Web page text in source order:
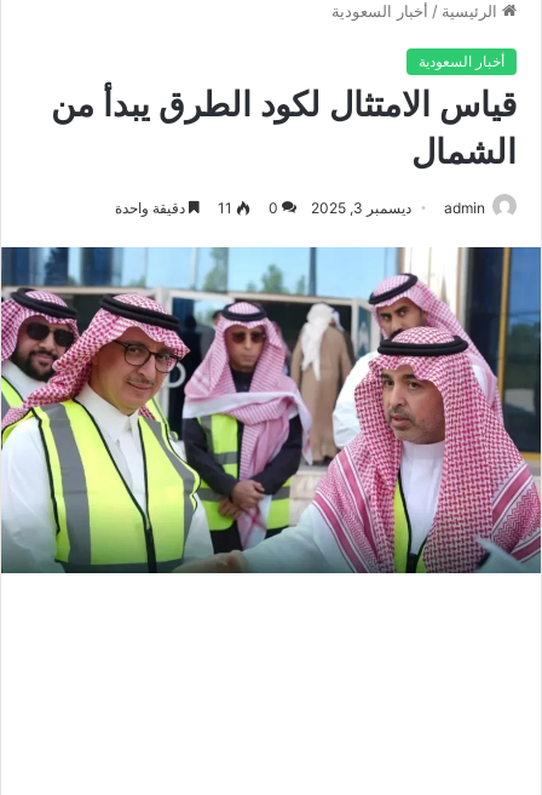
الرئيسية / أخبار السعودية
أخبار السعودية
قياس الامتثال لكود الطرق يبدأ من
الشمال
admin ديسمبر 3, 2025 0
11 دقيقة واحدة